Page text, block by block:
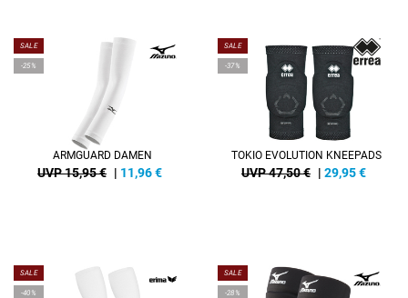
SALE
-25%
ARMGUARD DAMEN
UVP 15,95 € | 11,96€
SALE
-37%
TOKIO EVOLUTION KNEEPADS
UVP 47,50 € | 29,95€
SALE
-40%
SALE
-28%